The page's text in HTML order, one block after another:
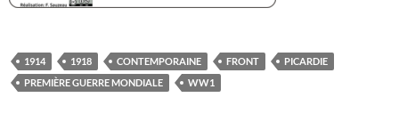
1914 1918 CONTEMPORAINE FRONT
PICARDIE
PREMIÈRE GUERRE MONDIALE
WW1